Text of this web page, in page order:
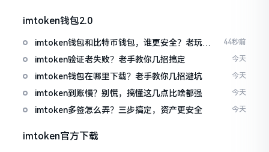
imtoken钱包2.0
imtoken钱包和比特币钱包，谁更安全？老玩家
来聊聊
44秒前
imtoken验证老失败？老手教你几招搞定 今天
imtoken钱包在哪里下载？老手教你几招避坑 今天
imtoken到账慢？别慌，搞懂这几点比啥都强 今天
imtoken多签怎么弄？三步搞定，资产更安全 今天
imtoken官方下载